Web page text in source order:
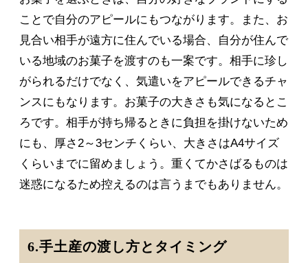
ことで自分のアピールにもつながります。また、お
見合い相手が遠方に住んでいる場合、自分が住んで
いる地域のお菓子を渡すのも一案です。相手に珍し
がられるだけでなく、気遣いをアピールできるチャ
ンスにもなります。お菓子の大きさも気になるとこ
ろです。相手が持ち帰るときに負担を掛けないため
にも、厚さ2～3センチくらい、大きさはA4サイズ
くらいまでに留めましょう。重くてかさばるものは
迷惑になるため控えるのは言うまでもありません。
6.手土産の渡し方とタイミング